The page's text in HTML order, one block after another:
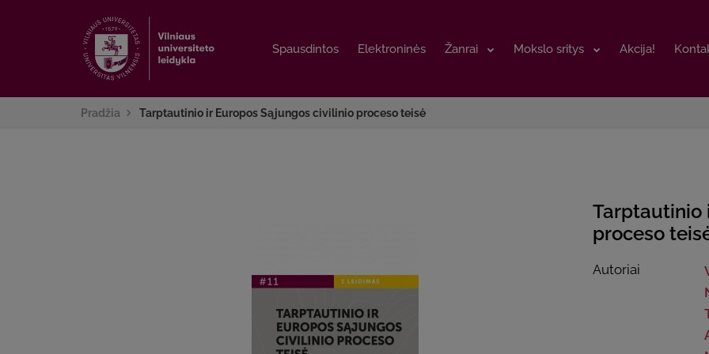
Spausdintos Elektroninės Žanrai Mokslo sritys Akcija!
Spausdintos Elektroninės Žanrai Mokslo sritys Akcija!
Pradžia Tarptautinio ir Europos Sąjungos civilinio proceso teisė
Tarptautinio
proceso
Autoriai